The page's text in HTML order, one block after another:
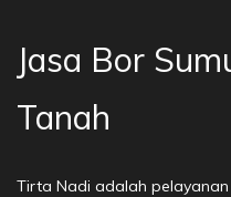
Jasa Bor
Tanah
Tirta Nadi adalah